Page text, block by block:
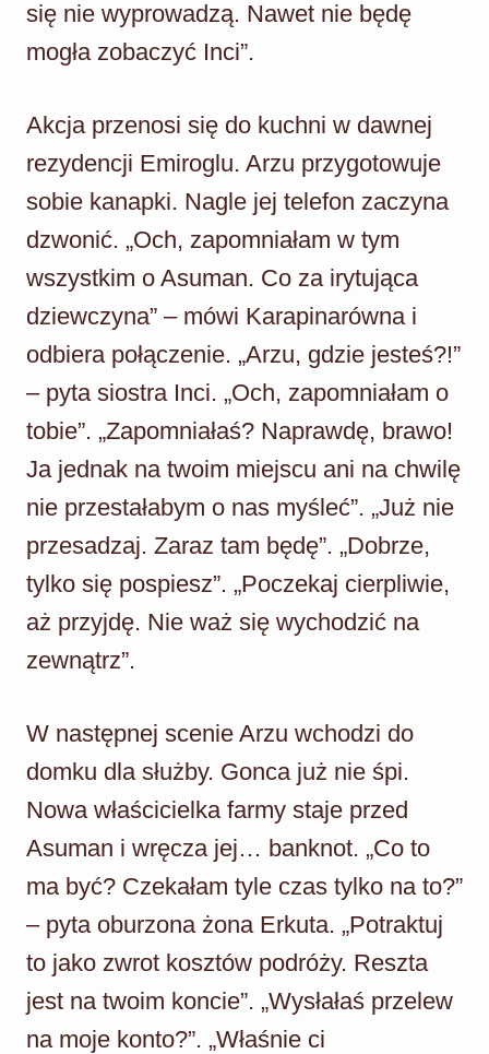
się nie wyprowadzą. Nawet nie będę
mogła zobaczyć Inci”.
Akcja przenosi się do kuchni w dawnej
rezydencji Emiroglu. Arzu przygotowuje
sobie kanapki. Nagle jej telefon zaczyna
dzwonić. „Och, zapomniałam w tym
wszystkim o Asuman. Co za irytująca
dziewczyna” – mówi Karapinarówna i
odbiera połączenie. „Arzu, gdzie jesteś?!”
– pyta siostra Inci. „Och, zapomniałam o
tobie”. „Zapomniałaś? Naprawdę, brawo!
Ja jednak na twoim miejscu ani na chwilę
nie przestałabym o nas myśleć”. „Już nie
przesadzaj. Zaraz tam będę”. „Dobrze,
tylko się pospiesz”. „Poczekaj cierpliwie,
aż przyjdę. Nie waż się wychodzić na
zewnątrz”.
W następnej scenie Arzu wchodzi do
domku dla służby. Gonca już nie śpi.
Nowa właścicielka farmy staje przed
Asuman i wręcza jej… banknot. „Co to
ma być? Czekałam tyle czas tylko na to?”
– pyta oburzona żona Erkuta. „Potraktuj
to jako zwrot kosztów podróży. Reszta
jest na twoim koncie”. „Wysłałaś przelew
na moje konto?”. „Właśnie ci